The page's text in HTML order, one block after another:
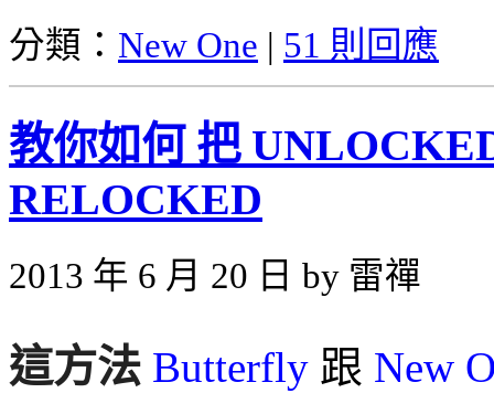
分類： New One | 51 則回應
教你如何 把
RELOCKED
2013 年 6 月 20 日 by 雷禪
這方法 Butterfly 跟 New